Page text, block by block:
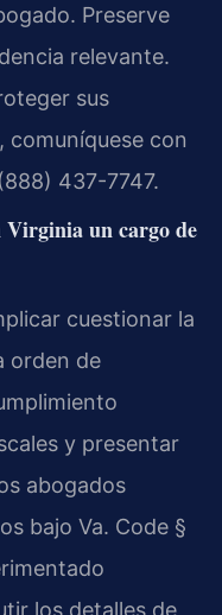
Preserve
relevante.
sus
comuníquese con
437-7747.
Virginia un cargo de
cuestionar la
orden de
y presentar
abogados
bajo Va. Code §
los detalles de